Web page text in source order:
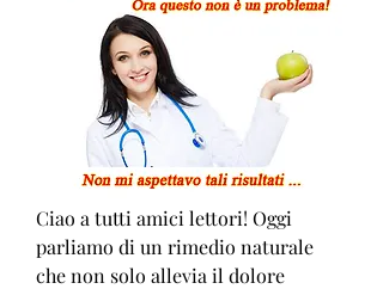
Ciao a tutti amici lettori! Oggi
parliamo di un rimedio naturale
che non solo allevia il dolore